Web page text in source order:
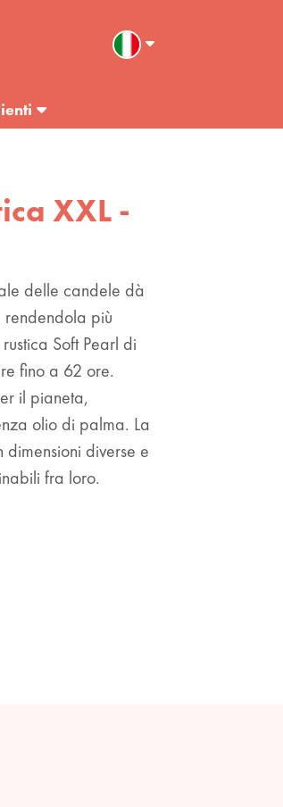
XXL -
delle candele dà
rendendola più
Soft Pearl di
fino a 62 ore.
il pianeta,
olio di palma. La
dimensioni diverse e
fra loro.